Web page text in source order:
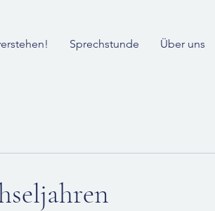
Sprechstunde Über uns